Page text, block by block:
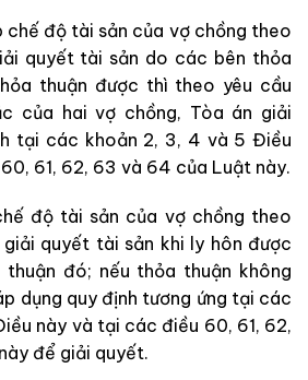
chế độ tài sản của vợ chồng theo
quyết tài sản do các bên thỏa
thuận được thì theo yêu cầu
của hai vợ chồng, Tòa án giải
tại các khoản 2, 3, 4 và 5 Điều
61, 62, 63 và 64 của Luật này.
độ tài sản của vợ chồng theo
quyết tài sản khi ly hôn được
đó; nếu thỏa thuận không
dụng quy định tương ứng tại các
này và tại các điều 60, 61, 62,
để giải quyết.